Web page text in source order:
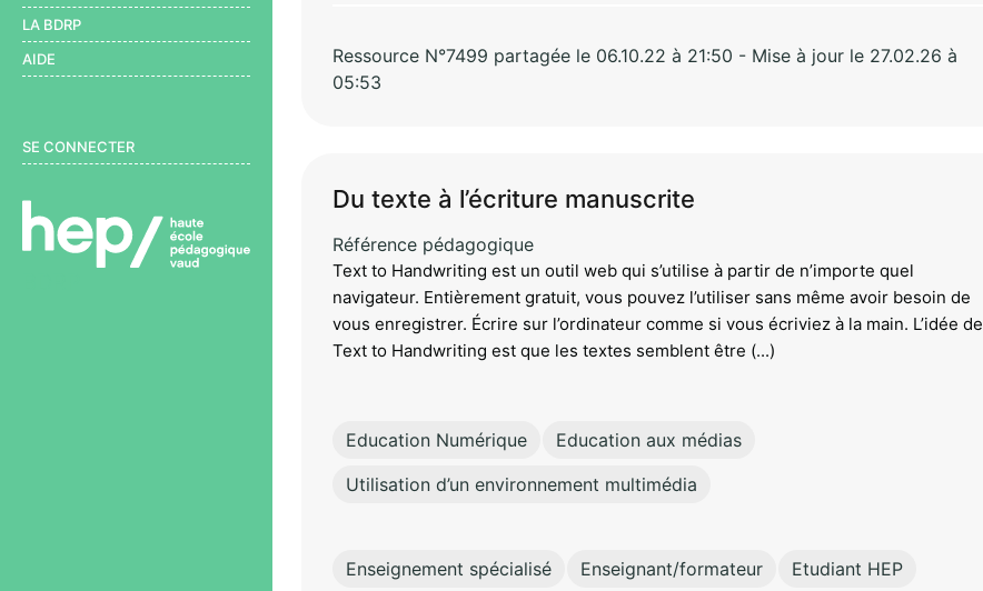
Ressource N°7499 partagée le 06.10.22 à 21:50 - Mise à jour le 27.02.26 à
05:53
Du texte à l’écriture manuscrite
Référence pédagogique
Text to Handwriting est un outil web qui s’utilise à partir de n’importe quel
navigateur. Entièrement gratuit, vous pouvez l’utiliser sans même avoir besoin de
vous enregistrer. Écrire sur l’ordinateur comme si vous écriviez à la main. L’idée de
Text to Handwriting est que les textes semblent être (...)
Education Numérique
Education aux médias
Utilisation d’un environnement multimédia
Enseignement spécialisé Enseignant/formateur Etudiant HEP
LA BDRP
AIDE
User menu
SE CONNECTER